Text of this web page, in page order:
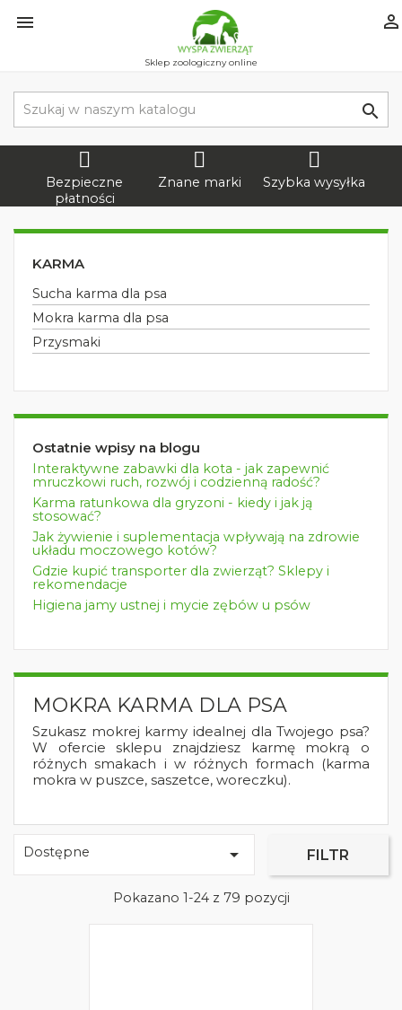
 
Sklep zoologiczny online

Bezpieczne
płatności
Znane marki Szybka wysyłka
KARMA
Sucha karma dla psa
Mokra karma dla psa
Przysmaki
Ostatnie wpisy na blogu
Interaktywne zabawki dla kota - jak zapewnić
mruczkowi ruch, rozwój i codzienną radość?
Karma ratunkowa dla gryzoni - kiedy i jak ją
stosować?
Jak żywienie i suplementacja wpływają na zdrowie
układu moczowego kotów?
Gdzie kupić transporter dla zwierząt? Sklepy i
rekomendacje
Higiena jamy ustnej i mycie zębów u psów
MOKRA KARMA DLA PSA
Szukasz mokrej karmy idealnej dla Twojego psa?
W ofercie sklepu znajdziesz karmę mokrą o
różnych smakach i w różnych formach (karma
mokra w puszce, saszetce, woreczku).
Dostępne  FILTR
Pokazano 1-24 z 79 pozycji